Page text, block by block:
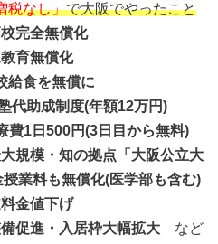
税なし」で大阪でやったこと
校完全無償化
教育無償化
給食を無償に
代助成制度(年額12万円)
費1日500円(3日目から無料)
規模・知の拠点「大阪公立大
業料も無償化(医学部も含む)
料金値下げ
促進・入居枠大幅拡大 など